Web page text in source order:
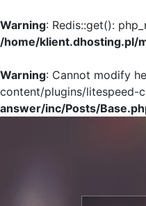
Warning: Redis::get():
/home/klient.dhosting.pl/
Warning: Cannot modify
content/plugins/litespeed-
answer/inc/Posts/